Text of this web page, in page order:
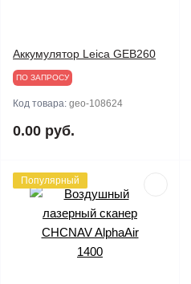
Аккумулятор Leica GEB260
ПО ЗАПРОСУ
Код товара: geo-108624
0.00 руб.
Популярный